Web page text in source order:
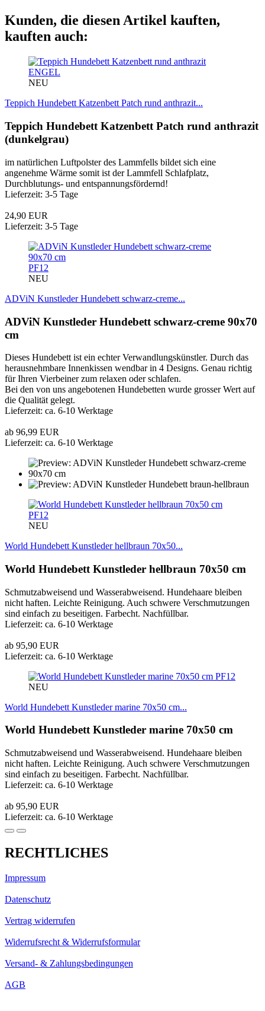
Kunden, die diesen Artikel kauften,
kauften auch:
ENGEL
NEU
Teppich Hundebett Katzenbett Patch rund anthrazit...
Teppich Hundebett Katzenbett Patch rund anthrazit
(dunkelgrau)
im natürlichen Luftpolster des Lammfells bildet sich eine
angenehme Wärme somit ist der Lammfell Schlafplatz,
Durchblutungs- und entspannungsfördernd!
Lieferzeit: 3-5 Tage
24,90 EUR
Lieferzeit: 3-5 Tage
PF12
NEU
ADViN Kunstleder Hundebett schwarz-creme...
ADViN Kunstleder Hundebett schwarz-creme 90x70
cm
Dieses Hundebett ist ein echter Verwandlungskünstler. Durch das
herausnehmbare Innenkissen wendbar in 4 Designs. Genau richtig
für Ihren Vierbeiner zum relaxen oder schlafen.
Bei den von uns angebotenen Hundebetten wurde grosser Wert auf
die Qualität gelegt.
Lieferzeit: ca. 6-10 Werktage
ab 96,99 EUR
Lieferzeit: ca. 6-10 Werktage
PF12
NEU
World Hundebett Kunstleder hellbraun 70x50...
World Hundebett Kunstleder hellbraun 70x50 cm
Schmutzabweisend und Wasserabweisend. Hundehaare bleiben
nicht haften. Leichte Reinigung. Auch schwere Verschmutzungen
sind einfach zu beseitigen. Farbecht. Nachfüllbar.
Lieferzeit: ca. 6-10 Werktage
ab 95,90 EUR
Lieferzeit: ca. 6-10 Werktage
PF12
NEU
World Hundebett Kunstleder marine 70x50 cm...
World Hundebett Kunstleder marine 70x50 cm
Schmutzabweisend und Wasserabweisend. Hundehaare bleiben
nicht haften. Leichte Reinigung. Auch schwere Verschmutzungen
sind einfach zu beseitigen. Farbecht. Nachfüllbar.
Lieferzeit: ca. 6-10 Werktage
ab 95,90 EUR
Lieferzeit: ca. 6-10 Werktage
RECHTLICHES
Impressum
Datenschutz
Vertrag widerrufen
Widerrufsrecht & Widerrufsformular
Versand- & Zahlungsbedingungen
AGB